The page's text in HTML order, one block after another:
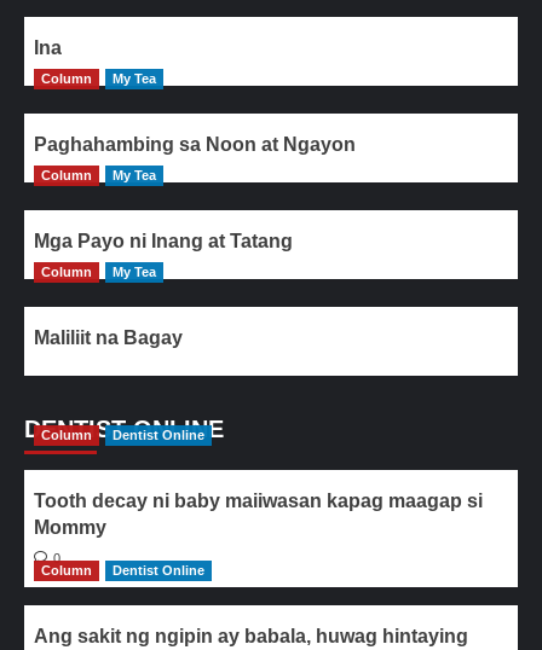
Ina
Column My Tea
Paghahambing sa Noon at Ngayon
Column My Tea
Mga Payo ni Inang at Tatang
Column My Tea
Maliliit na Bagay
DENTIST ONLINE
Column Dentist Online
Tooth decay ni baby maiiwasan kapag maagap si
Mommy
0
Column
Dentist Online
Ang sakit ng ngipin ay babala, huwag hintaying